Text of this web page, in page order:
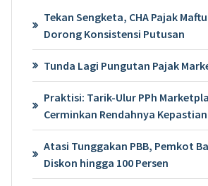
Tekan Sengketa, CHA Pajak
Dorong Konsistensi Putusan
Tunda Lagi Pungutan Pajak
Praktisi: Tarik-Ulur PPh
Cerminkan Rendahnya
Atasi Tunggakan PBB, Pemkot
Diskon hingga 100 Persen